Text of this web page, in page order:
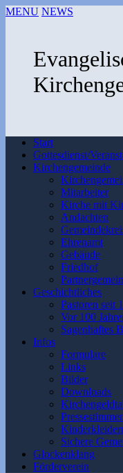
MENU NEWS
Start
Gottesdienst/
Kirchengemeinde
Mitarbeiter
Kirche mit
Andachten
Ehrenamt
Gebäude
Friedhof
Geschichtliches
Pastoren seit
Vor 100
Sagenhaftes
Infos
Formulare
Links
Bilder
Downloads
Sichere
Glockenklang
Förderverein